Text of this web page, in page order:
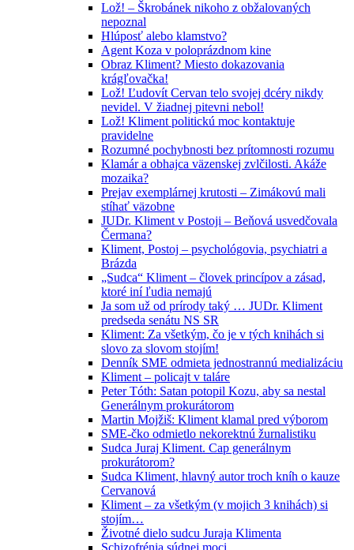
Lož! – Škrobánek nikoho z obžalovaných
nepoznal
Hlúposť alebo klamstvo?
Agent Koza v poloprázdnom kine
Obraz Kliment? Miesto dokazovania
krágľovačka!
Lož! Ľudovít Cervan telo svojej dcéry nikdy
nevidel. V žiadnej pitevni nebol!
Lož! Kliment politickú moc kontaktuje
pravidelne
Rozumné pochybnosti bez prítomnosti rozumu
Klamár a obhajca väzenskej zvlčilosti. Akáže
mozaika?
Prejav exemplárnej krutosti – Zimákovú mali
stíhať väzobne
JUDr. Kliment v Postoji – Beňová usvedčovala
Čermana?
Kliment, Postoj – psychológovia, psychiatri a
Brázda
„Sudca“ Kliment – človek princípov a zásad,
ktoré iní ľudia nemajú
Ja som už od prírody taký … JUDr. Kliment
predseda senátu NS SR
Kliment: Za všetkým, čo je v tých knihách si
slovo za slovom stojím!
Denník SME odmieta jednostrannú medializáciu
Kliment – policajt v taláre
Peter Tóth: Satan potopil Kozu, aby sa nestal
Generálnym prokurátorom
Martin Mojžiš: Kliment klamal pred výborom
SME-čko odmietlo nekorektnú žurnalistiku
Sudca Juraj Kliment. Cap generálnym
prokurátorom?
Sudca Kliment, hlavný autor troch kníh o kauze
Cervanová
Kliment – za všetkým (v mojich 3 knihách) si
stojím…
Životné dielo sudcu Juraja Klimenta
Schizofrénia súdnej moci